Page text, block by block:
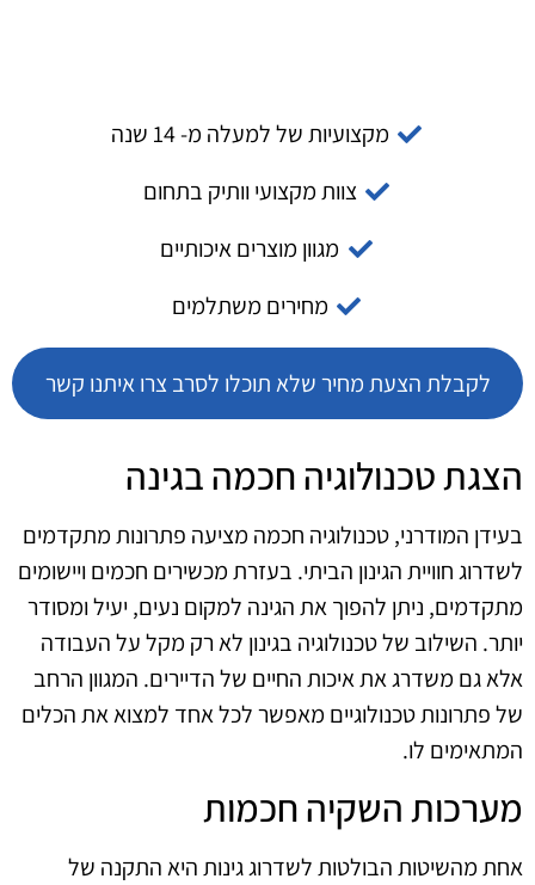
מקצועיות של למעלה מ- 14 שנה
צוות מקצועי וותיק בתחום
מגוון מוצרים איכותיים
מחירים משתלמים
לקבלת הצעת מחיר שלא תוכלו לסרב צרו איתנו קשר
הצגת טכנולוגיה חכמה בגינה
בעידן המודרני, טכנולוגיה חכמה מציעה פתרונות מתקדמים
לשדרוג חוויית הגינון הביתי. בעזרת מכשירים חכמים ויישומים
מתקדמים, ניתן להפוך את הגינה למקום נעים, יעיל ומסודר
יותר. השילוב של טכנולוגיה בגינון לא רק מקל על העבודה
אלא גם משדרג את איכות החיים של הדיירים. המגוון הרחב
של פתרונות טכנולוגיים מאפשר לכל אחד למצוא את הכלים
המתאימים לו.
מערכות השקיה חכמות
אחת מהשיטות הבולטות לשדרוג גינות היא התקנה של